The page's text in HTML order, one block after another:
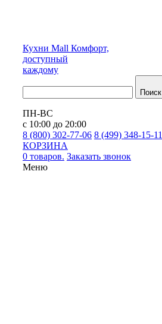
Кухни Mall Комфорт,
доступный
каждому
Поиск
ПН-ВС
с 10:00 до 20:00
8 (800) 302-77-06 8 (499) 348-15-11
КОРЗИНА
0 товаров. Заказать звонок
Меню